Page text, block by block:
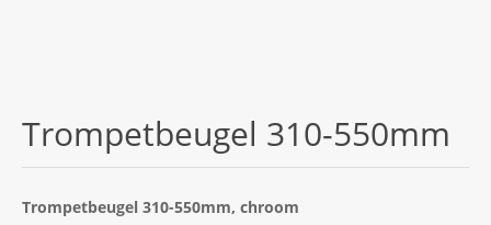
Trompetbeugel 310-550mm
Trompetbeugel 310-550mm, chroom